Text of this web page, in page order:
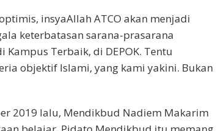
insyaAllah ATCO akan menjadi
keterbatasan sarana-prasarana
Terbaik, di DEPOK. Tentu
objektif Islami, yang kami yakini. Bukan
2019 lalu, Mendikbud Nadiem Makarim